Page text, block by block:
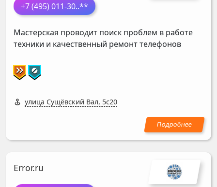
+7 (495) 011-30..**
Мастерская проводит поиск проблем в работе
техники и качественный ремонт телефонов
улица Сущёвский Вал, 5с20
Error.ru